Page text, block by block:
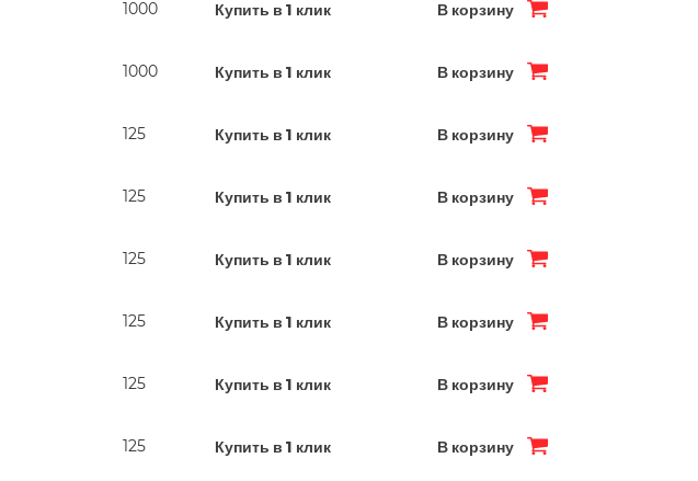
1000 Купить в 1 клик В корзину
1000 Купить в 1 клик В корзину
125 Купить в 1 клик В корзину
125 Купить в 1 клик В корзину
125 Купить в 1 клик В корзину
125 Купить в 1 клик В корзину
125 Купить в 1 клик В корзину
125 Купить в 1 клик В корзину